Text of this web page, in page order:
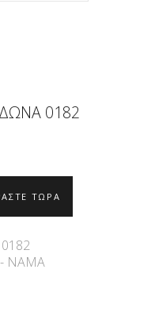
0182
ΤΩΡΑ
0182
ΝΑΜΑ